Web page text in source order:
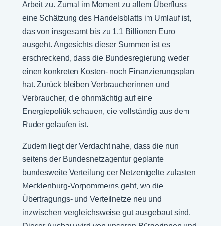
Arbeit zu. Zumal im Moment zu allem Überfluss
eine Schätzung des Handelsblatts im Umlauf ist,
das von insgesamt bis zu 1,1 Billionen Euro
ausgeht. Angesichts dieser Summen ist es
erschreckend, dass die Bundesregierung weder
einen konkreten Kosten- noch Finanzierungsplan
hat. Zurück bleiben Verbraucherinnen und
Verbraucher, die ohnmächtig auf eine
Energiepolitik schauen, die vollständig aus dem
Ruder gelaufen ist.
Zudem liegt der Verdacht nahe, dass die nun
seitens der Bundesnetzagentur geplante
bundesweite Verteilung der Netzentgelte zulasten
Mecklenburg-Vorpommerns geht, wo die
Übertragungs- und Verteilnetze neu und
inzwischen vergleichsweise gut ausgebaut sind.